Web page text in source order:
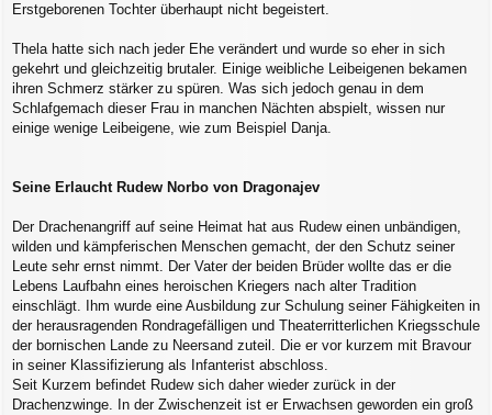
Erstgeborenen Tochter überhaupt nicht begeistert.
Thela hatte sich nach jeder Ehe verändert und wurde so eher in sich
gekehrt und gleichzeitig brutaler. Einige weibliche Leibeigenen bekamen
ihren Schmerz stärker zu spüren. Was sich jedoch genau in dem
Schlafgemach dieser Frau in manchen Nächten abspielt, wissen nur
einige wenige Leibeigene, wie zum Beispiel Danja.
Seine Erlaucht Rudew Norbo von Dragonajev
Der Drachenangriff auf seine Heimat hat aus Rudew einen unbändigen,
wilden und kämpferischen Menschen gemacht, der den Schutz seiner
Leute sehr ernst nimmt. Der Vater der beiden Brüder wollte das er die
Lebens Laufbahn eines heroischen Kriegers nach alter Tradition
einschlägt. Ihm wurde eine Ausbildung zur Schulung seiner Fähigkeiten in
der herausragenden Rondragefälligen und Theaterritterlichen Kriegsschule
der bornischen Lande zu Neersand zuteil. Die er vor kurzem mit Bravour
in seiner Klassifizierung als Infanterist abschloss.
Seit Kurzem befindet Rudew sich daher wieder zurück in der
Drachenzwinge. In der Zwischenzeit ist er Erwachsen geworden ein groß